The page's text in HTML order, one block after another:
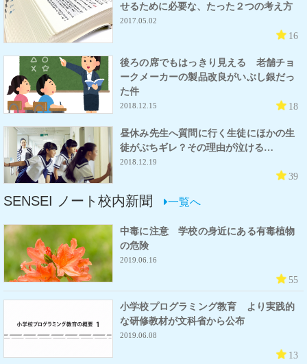
せるために必要な、たった２つの考え方
2017.05.02
16
後ろの席でもはっきり見える 老舗チョ
ークメーカーの製品改良がいぶし銀だっ
た件
2018.12.15 18
昼休み先生へ質問に行く生徒にほかの生
徒がぶちギレ？その理由が泣ける…
2018.12.19
39
SENSEI ノート校内新聞 一覧へ
中毒に注意 学校の身近にある有毒植物
の危険
2019.06.16
55
小学校プログラミング教育 より実践的
な研修教材が文科省から公布
2019.06.08
13